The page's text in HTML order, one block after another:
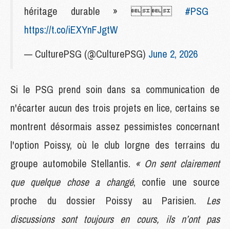
héritage durable »  #PSG
https://t.co/iEXYnFJgtW
— CulturePSG (@CulturePSG) June 2, 2026
Si le PSG prend soin dans sa communication de
n'écarter aucun des trois projets en lice, certains se
montrent désormais assez pessimistes concernant
l'option Poissy, où le club lorgne des terrains du
groupe automobile Stellantis. « On sent clairement
que quelque chose a changé, confie une source
proche du dossier Poissy au Parisien. Les
discussions sont toujours en cours, ils n’ont pas